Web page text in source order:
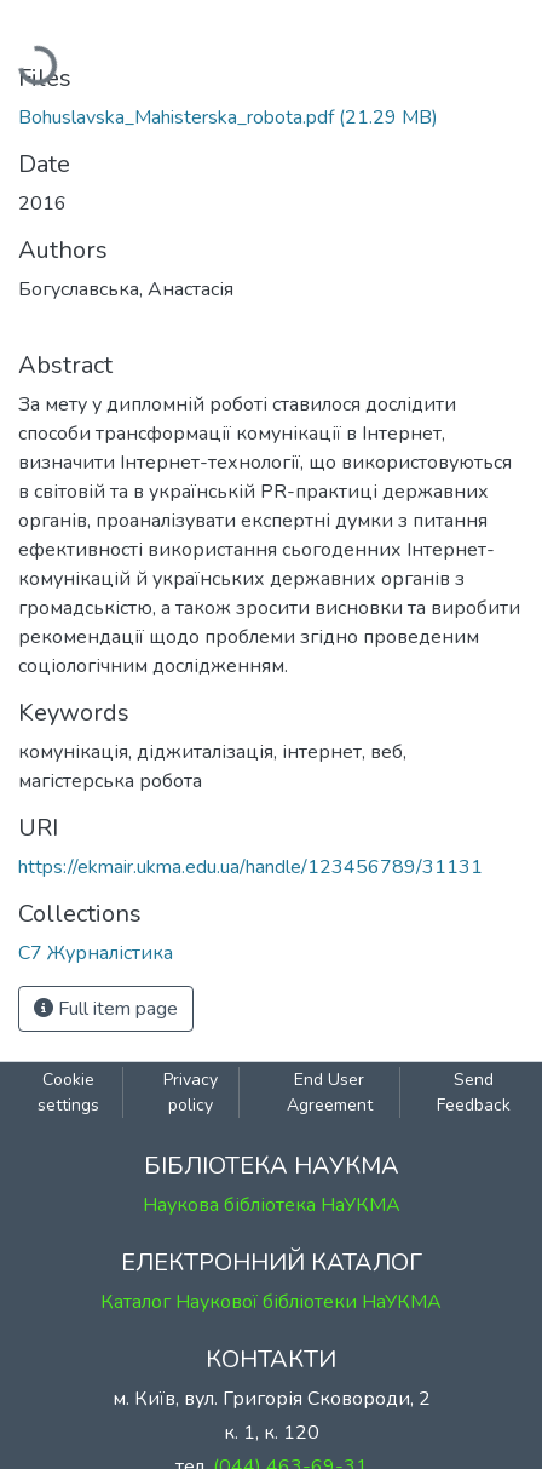
Loading...
Files
Bohuslavska_Mahisterska_robota.pdf(21.29 MB)
Date
2016
Authors
Богуславська, Анастасія
Abstract
За мету у дипломній роботі ставилося дослідити
способи трансформації комунікації в Інтернет,
визначити Інтернет-технології, що використовуються
в світовій та в українській PR-практиці державних
органів, проаналізувати експертні думки з питання
ефективності використання сьогоденних Інтернет-
комунікацій й українських державних органів з
громадськістю, а також зросити висновки та виробити
рекомендації щодо проблеми згідно проведеним
соціологічним дослідженням.
Keywords
комунікація, діджиталізація, інтернет, веб,
магістерська робота
URI
https://ekmair.ukma.edu.ua/handle/123456789/31131
Collections
С7 Журналістика
Full item page
Cookie
settings
Privacy
policy
End User
Agreement
Send
Feedback
БІБЛІОТЕКА НАУКМА
Наукова бібліотека НаУКМА
ЕЛЕКТРОННИЙ КАТАЛОГ
Каталог Наукової бібліотеки НаУКМА
КОНТАКТИ
м. Київ, вул. Григорія Сковороди, 2
к. 1, к. 120